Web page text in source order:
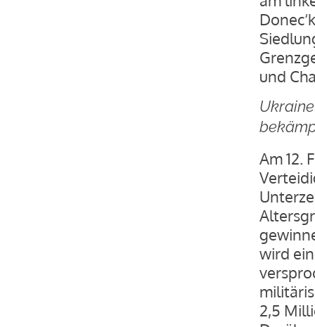
und
Am 12.
wird
2,5